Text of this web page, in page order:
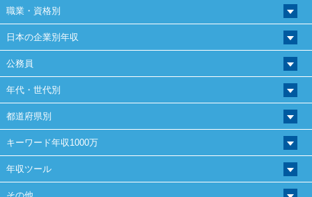
職業・資格別
日本の企業別年収
公務員
年代・世代別
都道府県別
キーワード年収1000万
年収ツール